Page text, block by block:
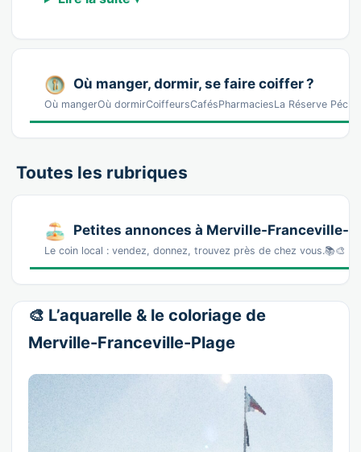
Où manger, dormir, se faire coiffer ?
Où mangerOù dormirCoiffeursCafésPharmaciesLa Réserve
Toutes les rubriques
Petites annonces à Merville-Franceville-
Le coin local : vendez, donnez, trouvez près de chez vous.📚🎨
🎨 L’aquarelle & le coloriage de
Merville-Franceville-Plage